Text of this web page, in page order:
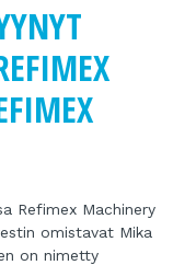
Refimex Machinery
omistavat Mika
on nimetty